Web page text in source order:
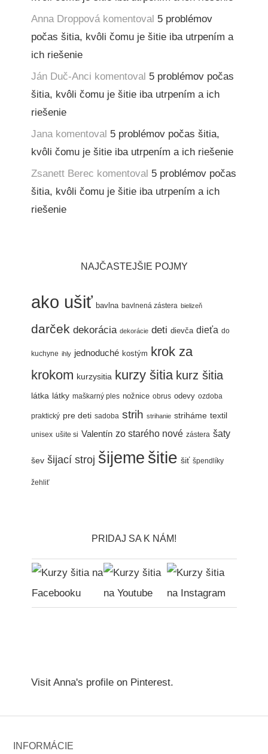
Anna Droppovákomentoval 5 problémov
počas šitia, kvôli čomu je šitie iba utrpením a
ich riešenie
Ján Duč-Anci komentoval 5 problémov počas
šitia, kvôli čomu je šitie iba utrpením a ich
riešenie
Janakomentoval 5 problémov počas šitia,
kvôli čomu je šitie iba utrpením a ich riešenie
Zsanett Berec komentoval 5 problémov počas
šitia, kvôli čomu je šitie iba utrpením a ich
riešenie
NAJČASTEJŠIE POJMY
ako ušiť bavlna bavlnená zástera bielizeň
darček dekorácia dekorácie deti dievča dieťa do
kuchyne ihly jednoduché kostým krok za
krokom kurzysitia kurzy šitia kurz šitia
látka látky maškarný ples nožnice obrus odevy ozdoba
praktický pre deti sadoba strih strihanie striháme textil
unisex ušite si Valentín zo starého nové zástera šaty
šev šijací stroj šijeme šitie šiť špendlíky
žehliť
PRIDAJ SA K NÁM!
Visit Anna's profile on Pinterest.
INFORMÁCIE